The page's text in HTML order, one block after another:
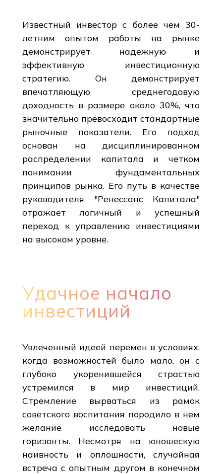
Известный инвестор с более чем 30-
летним опытом работы на рынке
демонстрирует надежную и
эффективную инвестиционную
стратегию. Он демонстрирует
впечатляющую среднегодовую
доходность в размере около 30%, что
значительно превосходит стандартные
рыночные показатели. Его подход
основан на дисциплинированном
распределении капитала и четком
понимании фундаментальных
принципов рынка. Его путь в качестве
руководителя "Ренессанс Капитала"
отражает логичный и успешный
переход к управлению инвестициями
на высоком уровне.
Удачное начало
инвестиций
Увлеченный идеей перемен в условиях,
когда возможностей было мало, он с
глубоко укоренившейся страстью
устремился в мир инвестиций.
Стремление вырваться из рамок
советского воспитания породило в нем
желание исследовать новые
горизонты. Несмотря на юношескую
наивность и оплошности, случайная
встреча с опытным другом в конечном